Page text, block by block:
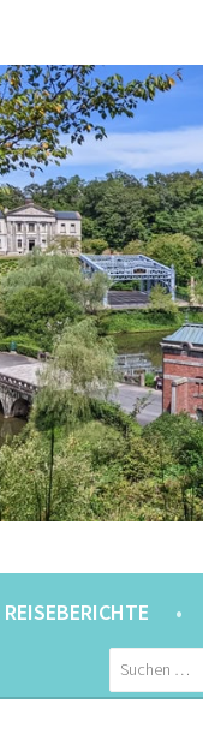
京
REISEBERICHTE
Suchen
nach: